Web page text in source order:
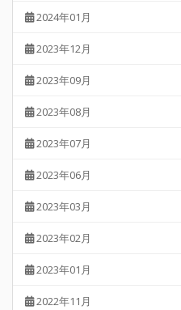
2024年01月
2023年12月
2023年09月
2023年08月
2023年07月
2023年06月
2023年03月
2023年02月
2023年01月
2022年11月